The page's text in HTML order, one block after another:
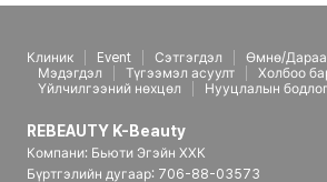
Клиник Event Сэтгэгдэл Өмнө/Дараа
Мэдэгдэл
Түгээмэл асуулт
Холбоо
Үйлчилгээний нөхцөл
Нууцлалын
REBEAUTY K-Beauty
Компани: Бьюти Эгэйн ХХК
Бүртгэлийн дугаар: 706-88-03573